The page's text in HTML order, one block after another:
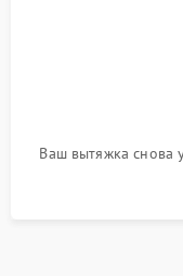
Ваш вытяжка снова